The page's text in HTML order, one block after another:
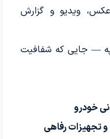
ویدیو و گزارش
— جایی که شفافیت
و تجهیزات رفاهی